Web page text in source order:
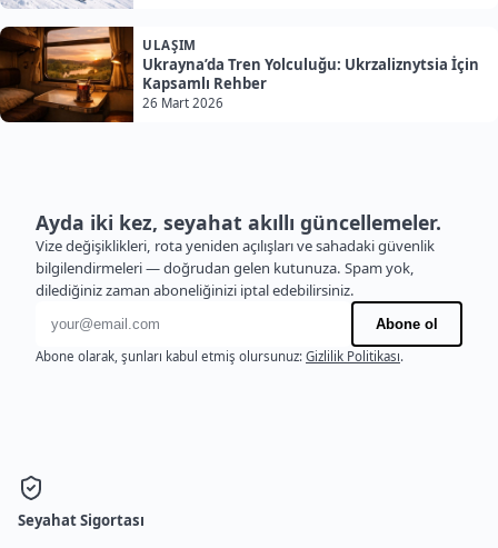
ULAŞIM
Ukrayna’da Tren Yolculuğu: Ukrzaliznytsia İçin
Kapsamlı Rehber
26 Mart 2026
Ayda iki kez, seyahat akıllı güncellemeler.
Vize değişiklikleri, rota yeniden açılışları ve sahadaki güvenlik
bilgilendirmeleri — doğrudan gelen kutunuza. Spam yok,
dilediğiniz zaman aboneliğinizi iptal edebilirsiniz.
E-posta adresi
Abone ol
Abone olarak, şunları kabul etmiş olursunuz: Gizlilik Politikası.
Seyahat Sigortası